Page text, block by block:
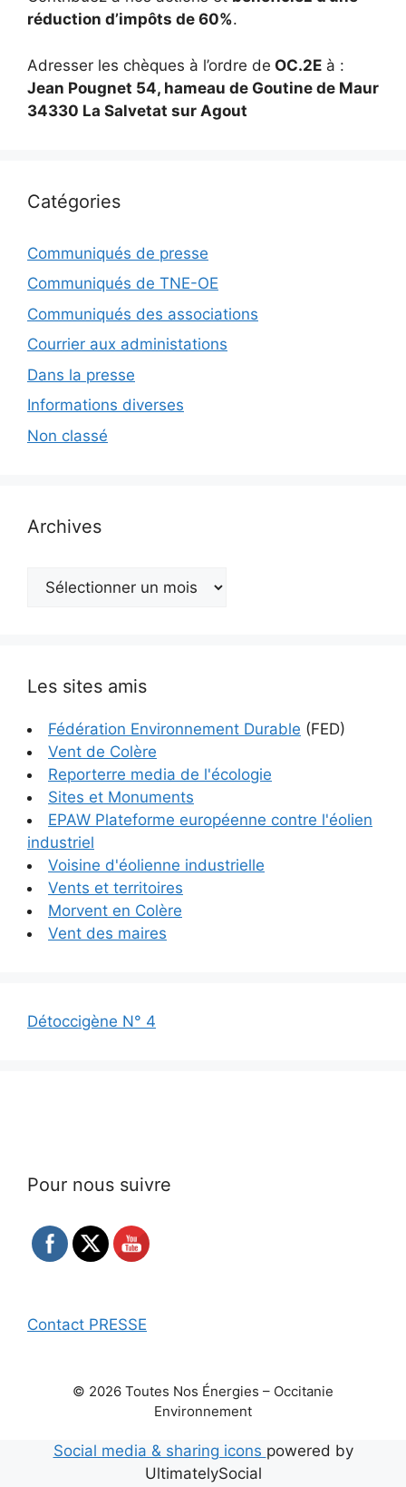
réduction d’impôts de 60%.
Adresser les chèques à l’ordre de OC.2E à :
Jean Pougnet 54, hameau de Goutine de Maur
34330 La Salvetat sur Agout
Catégories
Communiqués de presse
Communiqués de TNE-OE
Communiqués des associations
Courrier aux administations
Dans la presse
Informations diverses
Non classé
Archives
Archives
Les sites amis
Fédération Environnement Durable (FED)
Vent de Colère
Reporterre media de l'écologie
Sites et Monuments
EPAW Plateforme européenne contre l'éolien
industriel
Voisine d'éolienne industrielle
Vents et territoires
Morvent en Colère
Vent des maires
Détoccigène N° 4
Pour nous suivre
Contact PRESSE
© 2026 Toutes Nos Énergies – Occitanie
Environnement
Social media & sharing icons powered by
UltimatelySocial